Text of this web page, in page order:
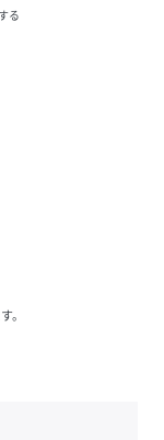
る
。